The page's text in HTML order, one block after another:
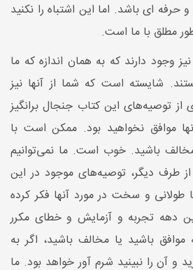
حرفه ای باشد. اما این اشتباه را نکنید
مطلق با ما است.
وجود دارند که به همان اندازه که ما
شایسته است که شما از آنها نیز
از توصیه‌های این کتاب جنجال برانگیز
موافق نخواهید بود. ممکن است با
باشید. خوب است. ما نمی‌توانیم
از طرف دیگر، توصیه‌های موجود در این
و سخت در مورد آنها فکر کرده
دهه تجربه و آزمایش و خطای مکرر
موافق باشید یا مخالف باشید، اگر به
و آن را نبینید شرم آور خواهد بود. ما